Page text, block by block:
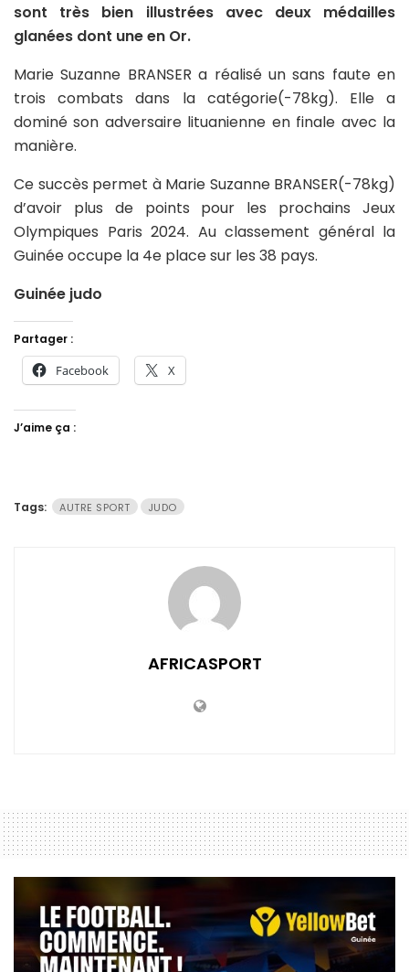
sont très bien illustrées avec deux médailles
glanées dont une en Or.
Marie Suzanne BRANSER a réalisé un sans faute en
trois combats dans la catégorie(-78kg). Elle a
dominé son adversaire lituanienne en finale avec la
manière.
Ce succès permet à Marie Suzanne BRANSER(-78kg)
d’avoir plus de points pour les prochains Jeux
Olympiques Paris 2024. Au classement général la
Guinée occupe la 4e place sur les 38 pays.
Guinée judo
Partager :
Facebook X
J’aime ça :
Tags: AUTRE SPORT JUDO
AFRICASPORT